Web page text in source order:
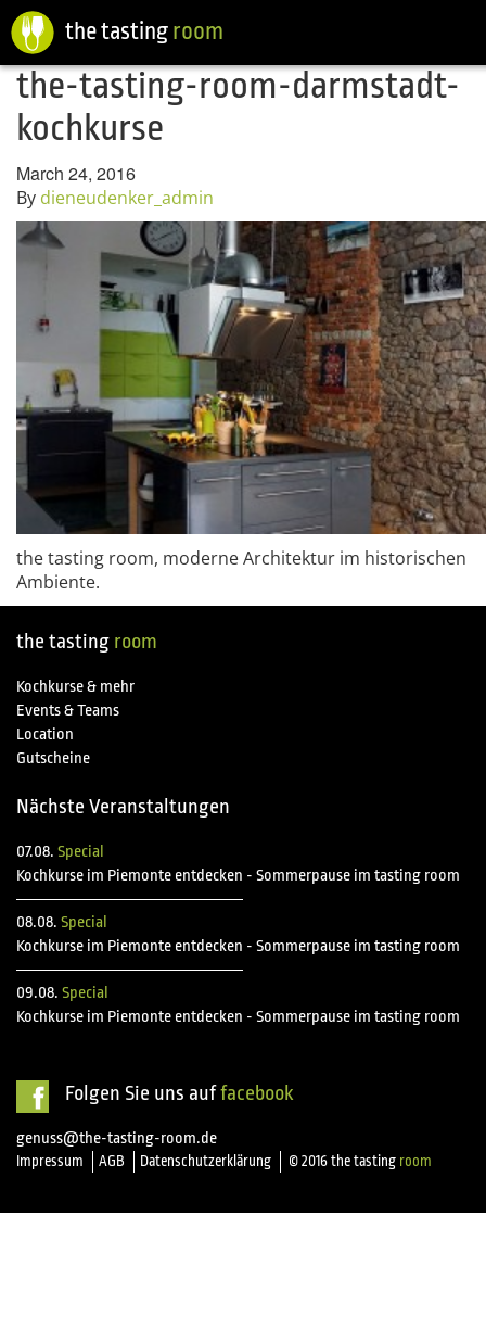
the tasting room
the-tasting-room-darmstadt-
kochkurse
March 24, 2016
By dieneudenker_admin
the tasting room, moderne Architektur im historischen
Ambiente.
the tasting room
Kochkurse & mehr
Events & Teams
Location
Gutscheine
Nächste Veranstaltungen
07.08. Special
Kochkurse im Piemonte entdecken - Sommerpause im tasting room
08.08. Special
Kochkurse im Piemonte entdecken - Sommerpause im tasting room
09.08. Special
Kochkurse im Piemonte entdecken - Sommerpause im tasting room
Folgen Sie uns auffacebook
genuss@the-tasting-room.de
Impressum AGB Datenschutzerklärung © 2016 the tasting room